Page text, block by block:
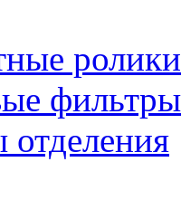
ролики
фильтры